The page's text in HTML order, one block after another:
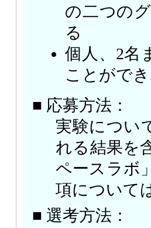
の二つの
る
個人、2名
ことがで
■ 応募方法：
実験につい
れる結果を
ペースラボ
項について
■ 選考方法：